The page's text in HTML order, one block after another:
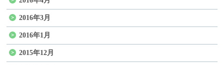
2016年3月
2016年1月
2015年12月